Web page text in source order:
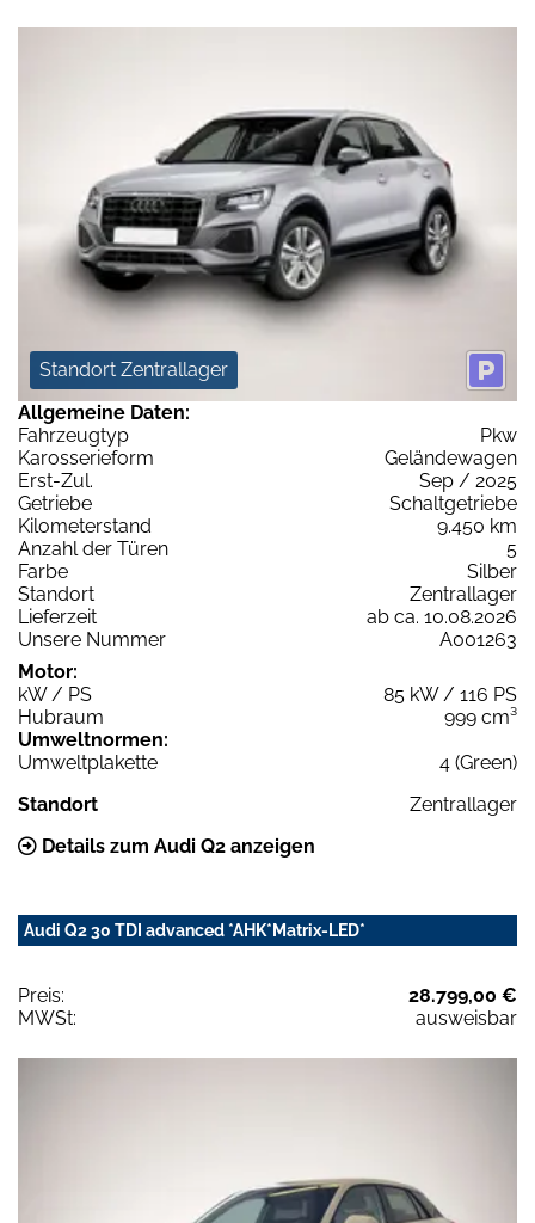
Standort Zentrallager
Allgemeine Daten:
Fahrzeugtyp
Pkw
Karosserieform
Geländewagen
Erst-Zul.
Sep / 2025
Getriebe
Schaltgetriebe
Kilometerstand
9.450 km
Anzahl der Türen
5
Farbe
Silber
Standort
Zentrallager
Lieferzeit
ab ca. 10.08.2026
Unsere Nummer
A001263
Motor:
kW / PS
85 kW / 116 PS
Hubraum
999 cm³
Umweltnormen:
Umweltplakette
4 (Green)
Standort
Zentrallager
Details zum Audi Q2 anzeigen
Audi Q2 30 TDI advanced *AHK*Matrix-LED*
Preis:
28.799,00 €
MWSt:
ausweisbar